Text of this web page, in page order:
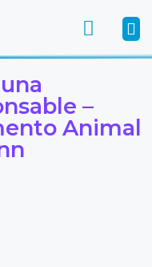
–
Animal